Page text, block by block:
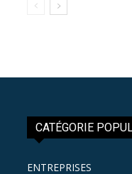
CATÉGORIE
ENTREPRISES